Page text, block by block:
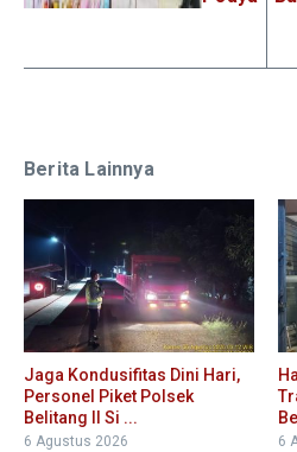
Berita Lainnya
Jaga Kondusifitas Dini Hari,
Personel Piket Polsek
Belitang II Si ...
6 Agustus 2026 6